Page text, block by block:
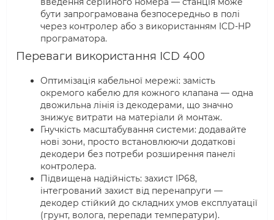
бути запрограмована безпосередньо в полі
через контролер або з використанням ICD-HP
програматора.
Переваги використання ICD 400
Оптимізація кабельної мережі: замість
окремого кабелю для кожного клапана — одна
двожильна лінія із декодерами, що значно
знижує витрати на матеріали й монтаж.
Гнучкість масштабування системи: додавайте
нові зони, просто встановлюючи додаткові
декодери без потреби розширення панелі
контролера.
Підвищена надійність: захист IP68,
інтегрований захист від перенапруги —
декодер стійкий до складних умов експлуатації
(грунт, волога, перепади температури).